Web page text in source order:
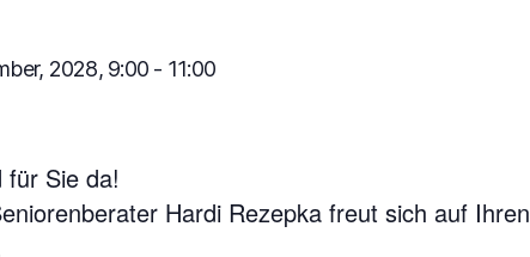
2028, 9:00 - 11:00
für Sie da!
Hardi Rezepka freut sich auf Ihren